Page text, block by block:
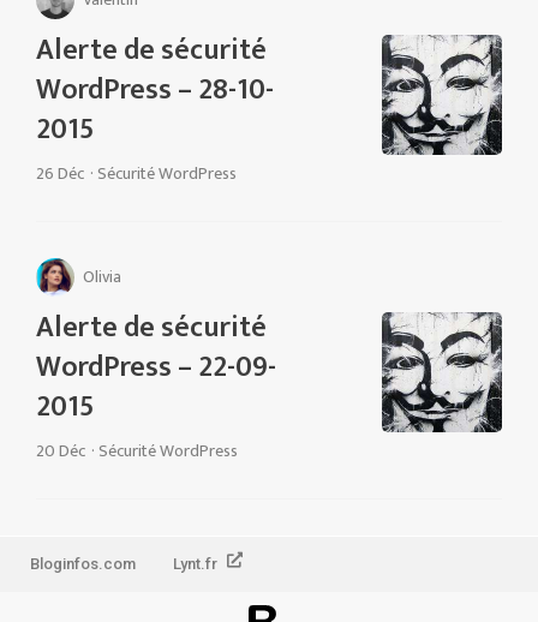
Alerte de sécurité
WordPress – 28-10-
2015
26 Déc · Sécurité WordPress
Olivia
Alerte de sécurité
WordPress – 22-09-
2015
20 Déc · Sécurité WordPress
Bloginfos.com Lynt.fr